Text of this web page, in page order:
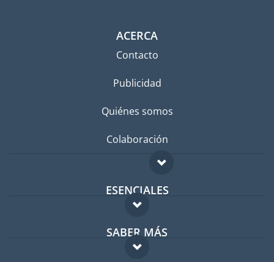
ACERCA
Contacto
Publicidad
Quiénes somos
Colaboración
ESENCIALES
Foro para expatriados
Guía para expatriados
SABER MÁS
FAQ